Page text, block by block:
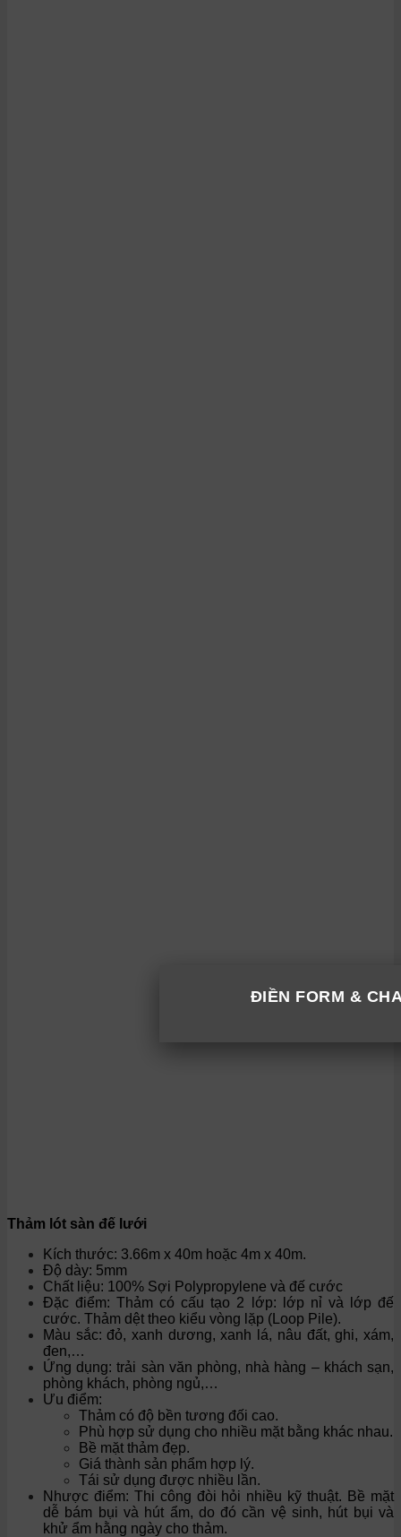
ĐIỀN FORM &
Thảm lót sàn đế lưới
Kích thước: 3.66m x 40m hoặc 4m x 40m.
Độ dày: 5mm
Chất liệu: 100% Sợi Polypropylene và đế cước
Đặc điểm: Thảm có cấu tạo 2 lớp: lớp nỉ và lớp đế
cước. Thảm dệt theo kiểu vòng lặp (Loop Pile).
Màu sắc: đỏ, xanh dương, xanh lá, nâu đất, ghi, xám,
đen,…
Ứng dụng: trải sàn văn phòng, nhà hàng – khách sạn,
phòng khách, phòng ngủ,…
Ưu điểm:
Thảm có độ bền tương đối cao.
Phù hợp sử dụng cho nhiều mặt bằng khác nhau.
Bề mặt thảm đẹp.
Giá thành sản phẩm hợp lý.
Tái sử dụng được nhiều lần.
Nhược điểm: Thi công đòi hỏi nhiều kỹ thuật. Bề mặt
dễ bám bụi và hút ẩm, do đó cần vệ sinh, hút bụi và
khử ẩm hằng ngày cho thảm.